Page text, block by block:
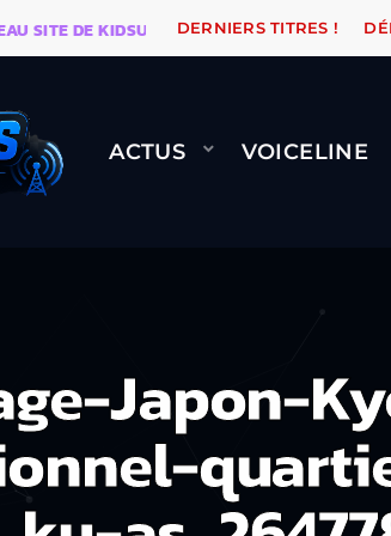
DE KIDSUNE WARÉTRO
DERNIERS TITRES !
ACTUS VOICELINE
Japon-